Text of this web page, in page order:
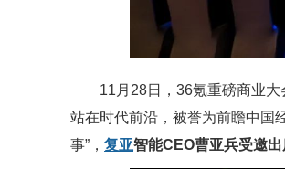
11月28日，36氪重磅商业大
站在时代前沿，被誉为前瞻中国
事”， 复亚智能CEO曹亚兵受邀